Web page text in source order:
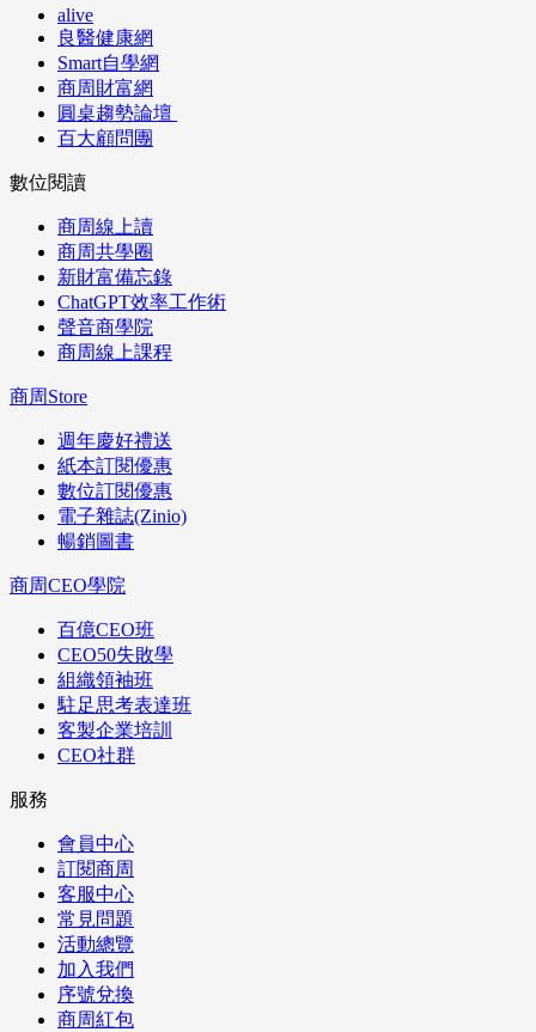
alive
良醫健康網
Smart自學網
商周財富網
圓桌趨勢論壇
百大顧問團
數位閱讀
商周線上讀
商周共學圈
新財富備忘錄
ChatGPT效率工作術
聲音商學院
商周線上課程
商周Store
週年慶好禮送
紙本訂閱優惠
數位訂閱優惠
電子雜誌(Zinio)
暢銷圖書
商周CEO學院
百億CEO班
CEO50失敗學
組織領袖班
駐足思考表達班
客製企業培訓
CEO社群
服務
會員中心
訂閱商周
客服中心
常見問題
活動總覽
加入我們
序號兌換
商周紅包